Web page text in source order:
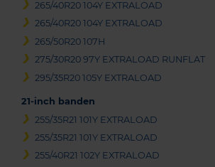
265/40R20 104Y EXTRALOAD
265/40R20 104Y EXTRALOAD
265/50R20 107H
275/30R20 97Y EXTRALOAD RUNFLAT
295/35R20 105Y EXTRALOAD
21-inch banden
255/35R21 101Y EXTRALOAD
255/35R21 101Y EXTRALOAD
255/40R21 102Y EXTRALOAD